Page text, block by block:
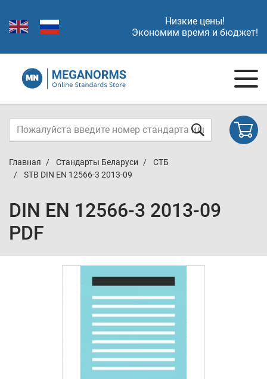
Низкие цены!
Экономим время и бюджет!
Главная Стандарты Беларуси
СТБ
STB DIN EN 12566-3 2013-09
DIN EN 12566-3 2013-09
PDF